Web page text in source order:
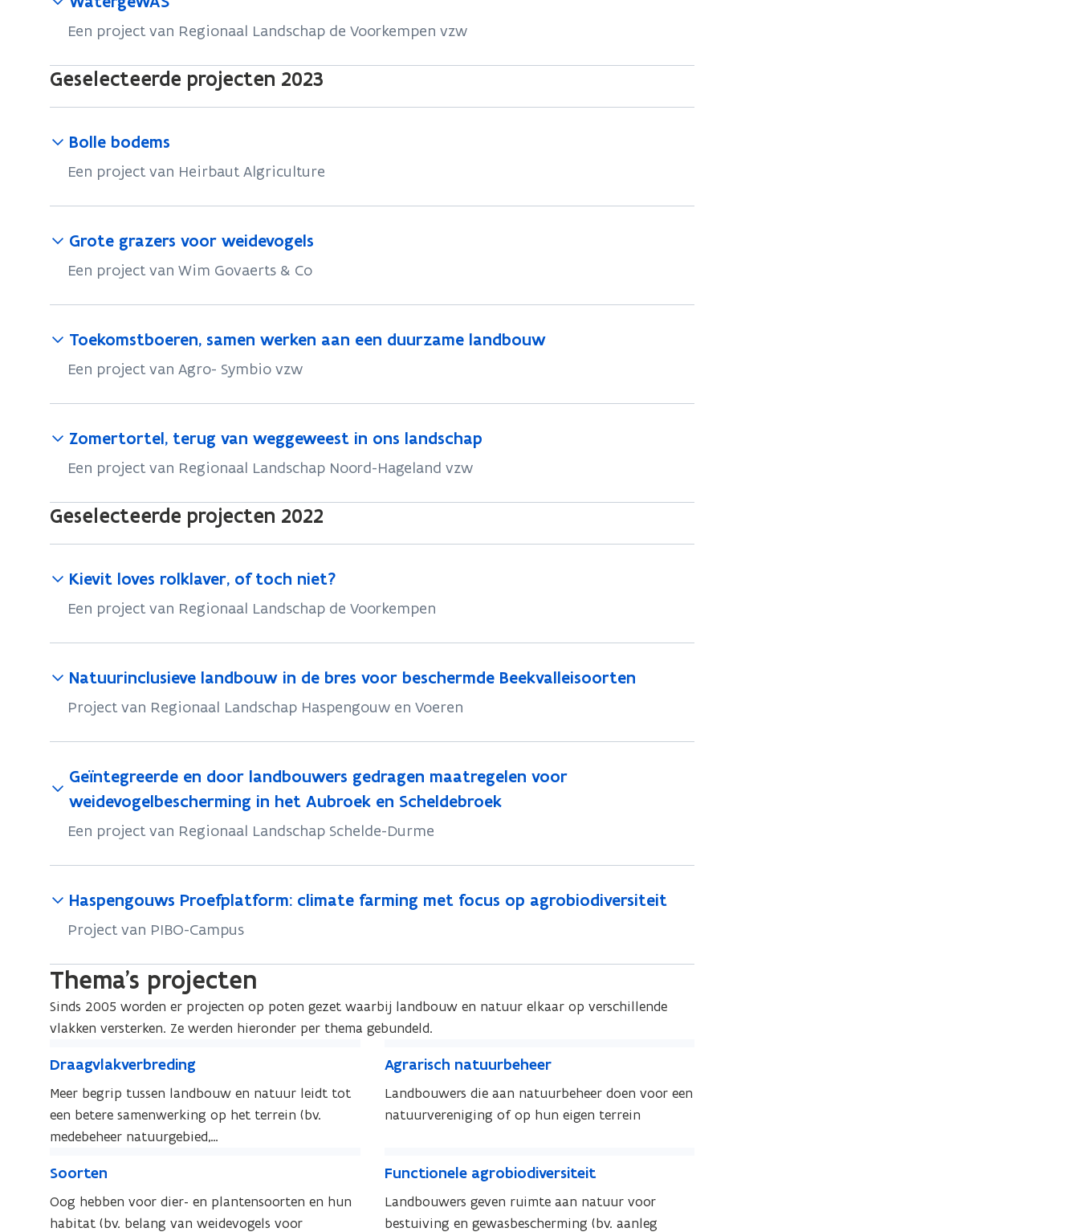
Een project van Regionaal Landschap de Voorkempen vzw
Geselecteerde projecten 2023
Bolle bodems
Een project van Heirbaut Algriculture
Grote grazers voor weidevogels
Een project van Wim Govaerts & Co
Toekomstboeren, samen werken aan een duurzame landbouw
Een project van Agro- Symbio vzw
Zomertortel, terug van weggeweest in ons landschap
Een project van Regionaal Landschap Noord-Hageland vzw
Geselecteerde projecten 2022
Kievit loves rolklaver, of toch niet?
Een project van Regionaal Landschap de Voorkempen
Natuurinclusieve landbouw in de bres voor beschermde Beekvalleisoorten
Project van Regionaal Landschap Haspengouw en Voeren
Geïntegreerde en door landbouwers gedragen maatregelen voor
weidevogelbescherming in het Aubroek en Scheldebroek
Een project van Regionaal Landschap Schelde-Durme
Haspengouws Proefplatform: climate farming met focus op agrobiodiversiteit
Project van PIBO-Campus
Thema's projecten
Sinds 2005 worden er projecten op poten gezet waarbij landbouw en natuur elkaar op verschillende
vlakken versterken. Ze werden hieronder per thema gebundeld.
r
a
a
g
l
a
k
Draagvlakverbreding
D
a
a
g
l
a
k
Meer begrip tussen landbouw en natuur leidt tot
een betere samenwerking op het terrein (bv.
medebeheer natuurgebied,
g
r
a
s
c
h
Agrarisch natuurbeheer
A
r
a
s
c
h
Landbouwers die aan natuurbeheer doen voor een
natuurvereniging of op hun eigen terrein
o
o
r
Soorten
S
o
Oog hebben voor dier- en plantensoorten en hun
habitat (bv. belang van weidevogels voor
u
n
c
Functionele agrobiodiversiteit
F
n
Landbouwers geven ruimte aan natuur voor
bestuiving en gewasbescherming (bv. aanleg